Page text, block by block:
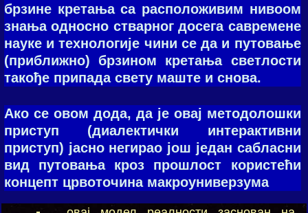
брзине кретања са расположивим нивоом
знања односно стварног досега савремене
науке и технологије чини се да и путовање
(приближно) брзином кретања светлости
такође припада свету маште и снова.
Ако се овом дода, да је овај методолошки
приступ (диалектички интерактивни
приступ) јасно негирао још један сабласни
вид путовања кроз прошлост користећи
концепт црвоточина макроуниверзума